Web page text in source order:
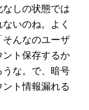
しの状態では
いのね。よく
んなのユーザ
ト保存するか
な。で、暗号
ト情報漏れる